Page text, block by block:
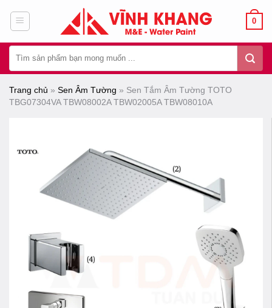
dung
0
kiếm:
Trang chủ » Sen Âm Tường » Sen Tắm Âm Tường TOTO
TBG07304VA TBW08002A TBW02005A TBW08010A